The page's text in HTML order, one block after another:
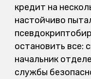
кредит на
настойчиво
остановить все:
начальник
службы